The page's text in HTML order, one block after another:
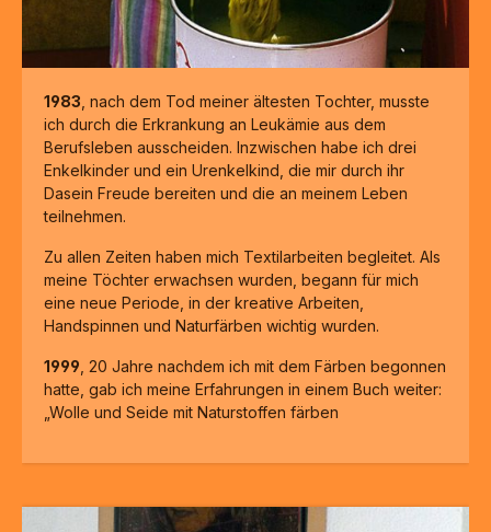
1983 , nach dem Tod meiner ältesten Tochter, musste
ich durch die Erkrankung an Leukämie aus dem
Berufsleben ausscheiden. Inzwischen habe ich drei
Enkelkinder und ein Urenkelkind, die mir durch ihr
Dasein Freude bereiten und die an meinem Leben
teilnehmen.
Zu allen Zeiten haben mich Textilarbeiten begleitet. Als
meine Töchter erwachsen wurden, begann für mich
eine neue Periode, in der kreative Arbeiten,
Handspinnen und Naturfärben wichtig wurden.
1999 , 20 Jahre nachdem ich mit dem Färben begonnen
hatte, gab ich meine Erfahrungen in einem Buch weiter:
„Wolle und Seide mit Naturstoffen färben